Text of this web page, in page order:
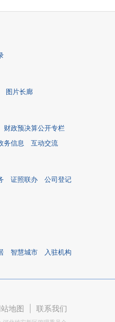
图片长廊
财政预决算公开专栏
务信息 互动交流
证照联办
公司登记
智慧城市 入驻机构
地图 联系我们